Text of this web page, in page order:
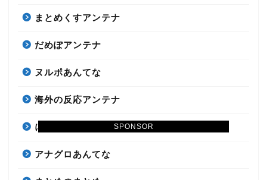
SPONSOR
まとめくすアンテナ
だめぽアンテナ
ヌルポあんてな
海外の反応アンテナ
にゅーぷる
アナグロあんてな